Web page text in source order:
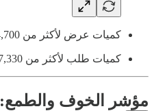
كميات عرض لأكثر من 24,700 بيتكوين فوق 19,100$
كميات طلب لأكثر من 27,330 بيتكوين تحت 19,100$
مؤشر الخوف والطمع: